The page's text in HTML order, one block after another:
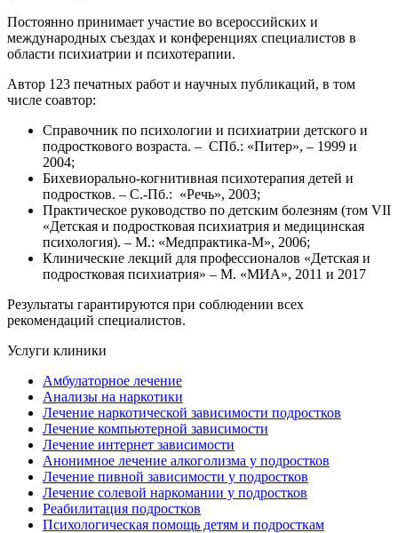
Постоянно принимает участие во всероссийских и
международных съездах и конференциях специалистов в
области психиатрии и психотерапии.
Автор 123 печатных работ и научных публикаций, в том
числе соавтор:
Справочник по психологии и психиатрии детского и
подросткового возраста. – СПб.: «Питер», – 1999 и
2004;
Бихевиорально-когнитивная психотерапия детей и
подростков. – С.-Пб.: «Речь», 2003;
Практическое руководство по детским болезням (том VII
«Детская и подростковая психиатрия и медицинская
психология). – М.: «Медпрактика-М», 2006;
Клинические лекций для профессионалов «Детская и
подростковая психиатрия» – М. «МИА», 2011 и 2017
Результаты гарантируются при соблюдении всех
рекомендаций специалистов.
Услуги клиники
Амбулаторное лечение
Анализы на наркотики
Лечение наркотической зависимости подростков
Лечение компьютерной зависимости
Лечение интернет зависимости
Анонимное лечение алкоголизма у подростков
Лечение пивной зависимости у подростков
Лечение солевой наркомании у подростков
Реабилитация подростков
Психологическая помощь детям и подросткам